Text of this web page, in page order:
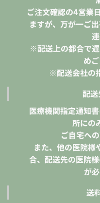
ご注文確認の4営業
ますが、万が一ご
※配送上の都合で
め
※配送会社の
配
医療機関指定通知
所にの
ご自宅へ
また、他の医院様
合、配送先の医院
が
送